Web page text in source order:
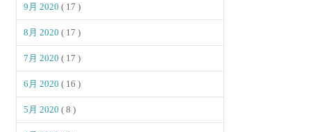
9月 2020( 17 )
8月 2020( 17 )
7月 2020( 17 )
6月 2020( 16 )
5月 2020( 8 )